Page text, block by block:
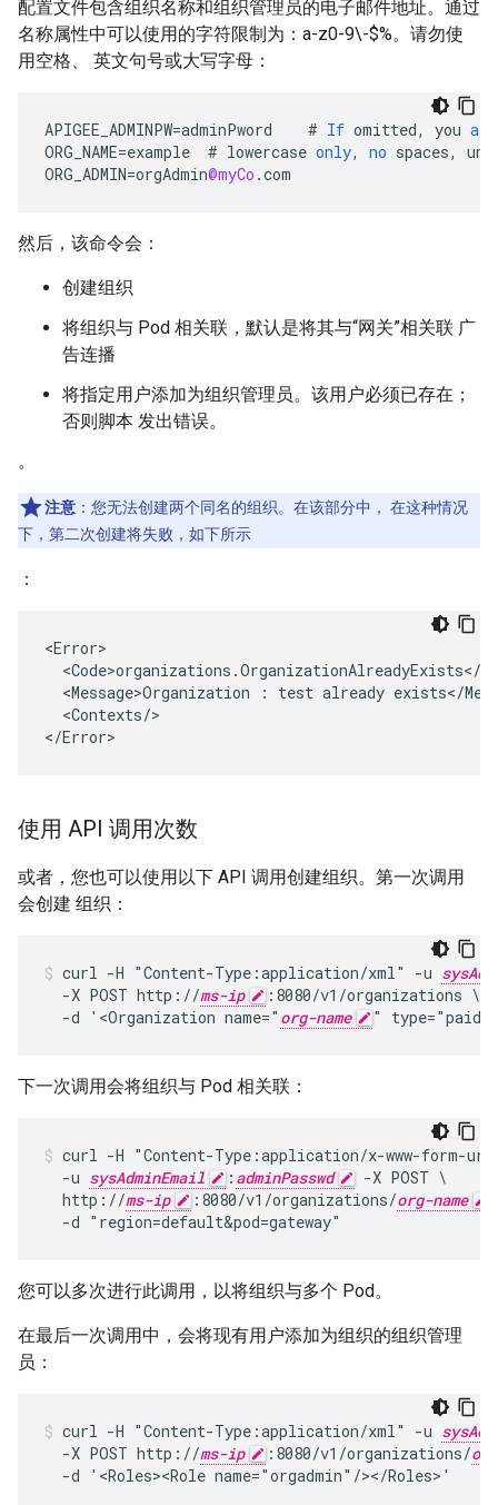
配置文件包含组织名称和组织管理员的电子邮件地址。通过
名称属性中可以使用的字符限制为：a-z0-9\-$%。请勿使
用空格、 英文句号或大写字母：
APIGEE_ADMINPW=adminPword # If omitted, you are
ORG_NAME=example # lowercase only, no spaces,
ORG_ADMIN=orgAdmin@myCo .com
然后，该命令会：
创建组织
将组织与 Pod 相关联，默认是将其与“网关”相关联 广
告连播
将指定用户添加为组织管理员。该用户必须已存在；
否则脚本 发出错误。
。
注意 ：您无法创建两个同名的组织。在该部分中， 在这种情况
下，第二次创建将失败，如下所示
：
<Error>
<Code>organizations.OrganizationAlreadyExists</
<Message>Organization : test already exists</
  <Contexts/>
</Error>
使用 API 调用次数
或者，您也可以使用以下 API 调用创建组织。第一次调用
会创建 组织：
curl -H "Content-Type:application/xml" -u
  -X POST http://
ms-ip
:8080/v1/organizations \
  -d '<Organization name="
org-name "
下一次调用会将组织与 Pod 相关联：
curl -H "Content-Type:application/x-www-form-
  -u
sysAdminEmail : adminPasswd
-X POST \
  http://
ms-ip :8080/v1/organizations/org-name
  -d "region=default&pod=gateway"
您可以多次进行此调用，以将组织与多个 Pod。
在最后一次调用中，会将现有用户添加为组织的组织管理
员：
curl -H "Content-Type:application/xml" -u
  -X POST http://
ms-ip :8080/v1/organizations/
  -d '<Roles><Role name="orgadmin"/></Roles>'